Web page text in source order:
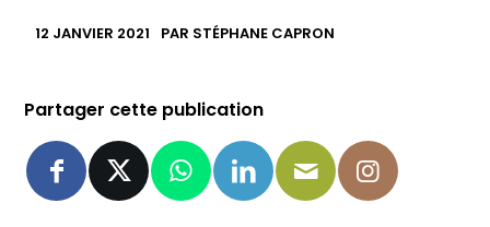
12 JANVIER 2021 PAR STÉPHANE CAPRON
Partager cette publication